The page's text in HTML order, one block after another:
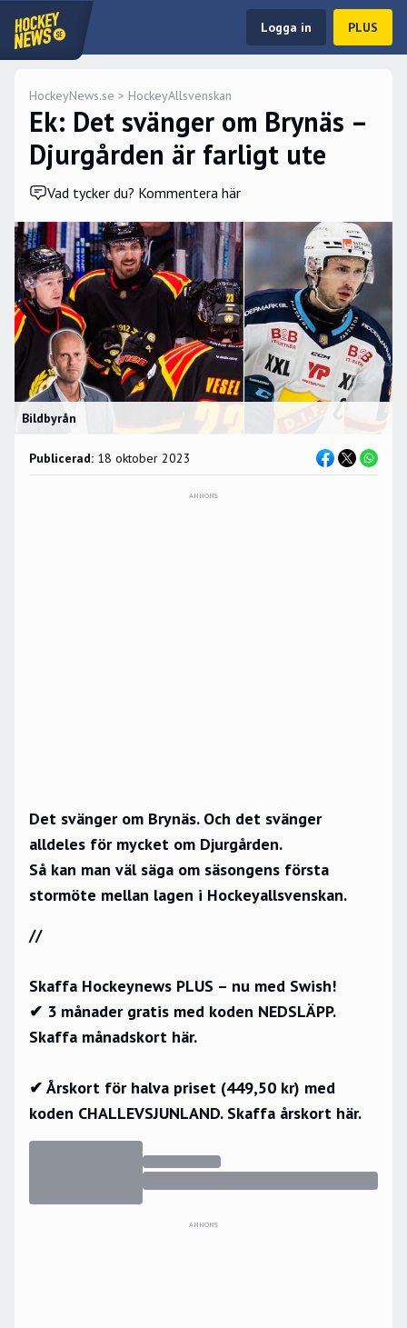
Logga in PLUS
HockeyNews.se > HockeyAllsvenskan
Ek: Det svänger om Brynäs –
Djurgården är farligt ute
Vad tycker du? Kommentera här
Bildbyrån
Publicerad: 18 oktober 2023
ANNONS
Det svänger om Brynäs. Och det svänger
alldeles för mycket om Djurgården.
Så kan man väl säga om säsongens första
stormöte mellan lagen i Hockeyallsvenskan.
//
Skaffa Hockeynews PLUS – nu med Swish!
✔ 3 månader gratis med koden NEDSLÄPP.
Skaffa månadskort här.
✔ Årskort för halva priset (449,50 kr) med
koden CHALLEVSJUNLAND. Skaffa årskort här.
ANNONS